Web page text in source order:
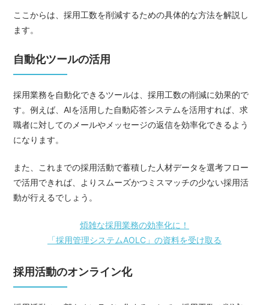
ここからは、採用工数を削減するための具体的な方法を解説し
ます。
自動化ツールの活用
採用業務を自動化できるツールは、採用工数の削減に効果的で
す。例えば、AIを活用した自動応答システムを活用すれば、求
職者に対してのメールやメッセージの返信を効率化できるよう
になります。
また、これまでの採用活動で蓄積した人材データを選考フロー
で活用できれば、よりスムーズかつミスマッチの少ない採用活
動が行えるでしょう。
煩雑な採用業務の効率化に！
「採用管理システムAOLC」の資料を受け取る
採用活動のオンライン化